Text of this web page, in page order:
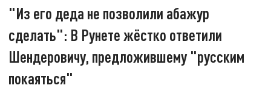
"Из его деда не позволили абажур
сделать": В Рунете жёстко ответили
Шендеровичу, предложившему "русским
покаяться"